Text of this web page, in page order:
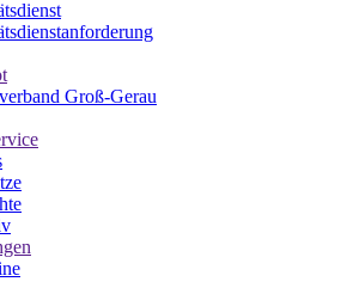
Groß-Gerau